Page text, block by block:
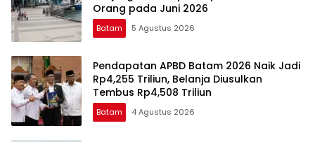
Orang pada Juni 2026
Batam 5 Agustus 2026
Pendapatan APBD Batam 2026 Naik Jadi
Rp4,255 Triliun, Belanja Diusulkan
Tembus Rp4,508 Triliun
Batam 4 Agustus 2026